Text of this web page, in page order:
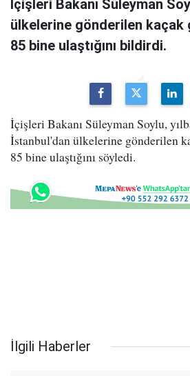
İçişleri Bakanı Süleyman
ülkelerine gönderilen kaçak
85 bine ulaştığını bildirdi.
İçişleri Bakanı Süleyman Soylu,
İstanbul'dan ülkelerine gönderilen
85 bine ulaştığını söyledi.
İlgili Haberler